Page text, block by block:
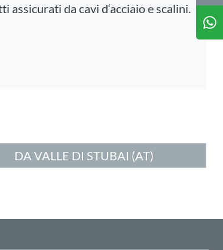
da cavi d‘acciaio e scalini.
DA VALLE DI STUBAI (AT)